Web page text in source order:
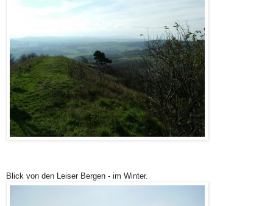
Blick von den Leiser Bergen - im Winter.